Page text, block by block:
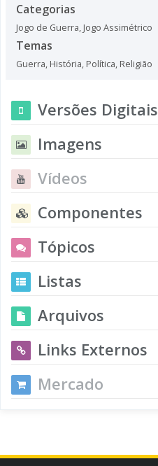
Categorias
Jogo de Guerra, Jogo Assimétrico
Temas
Guerra, História, Política, Religião
Versões Digitais
Imagens
Vídeos
Componentes
Tópicos
Listas
Arquivos
Links Externos
Mercado